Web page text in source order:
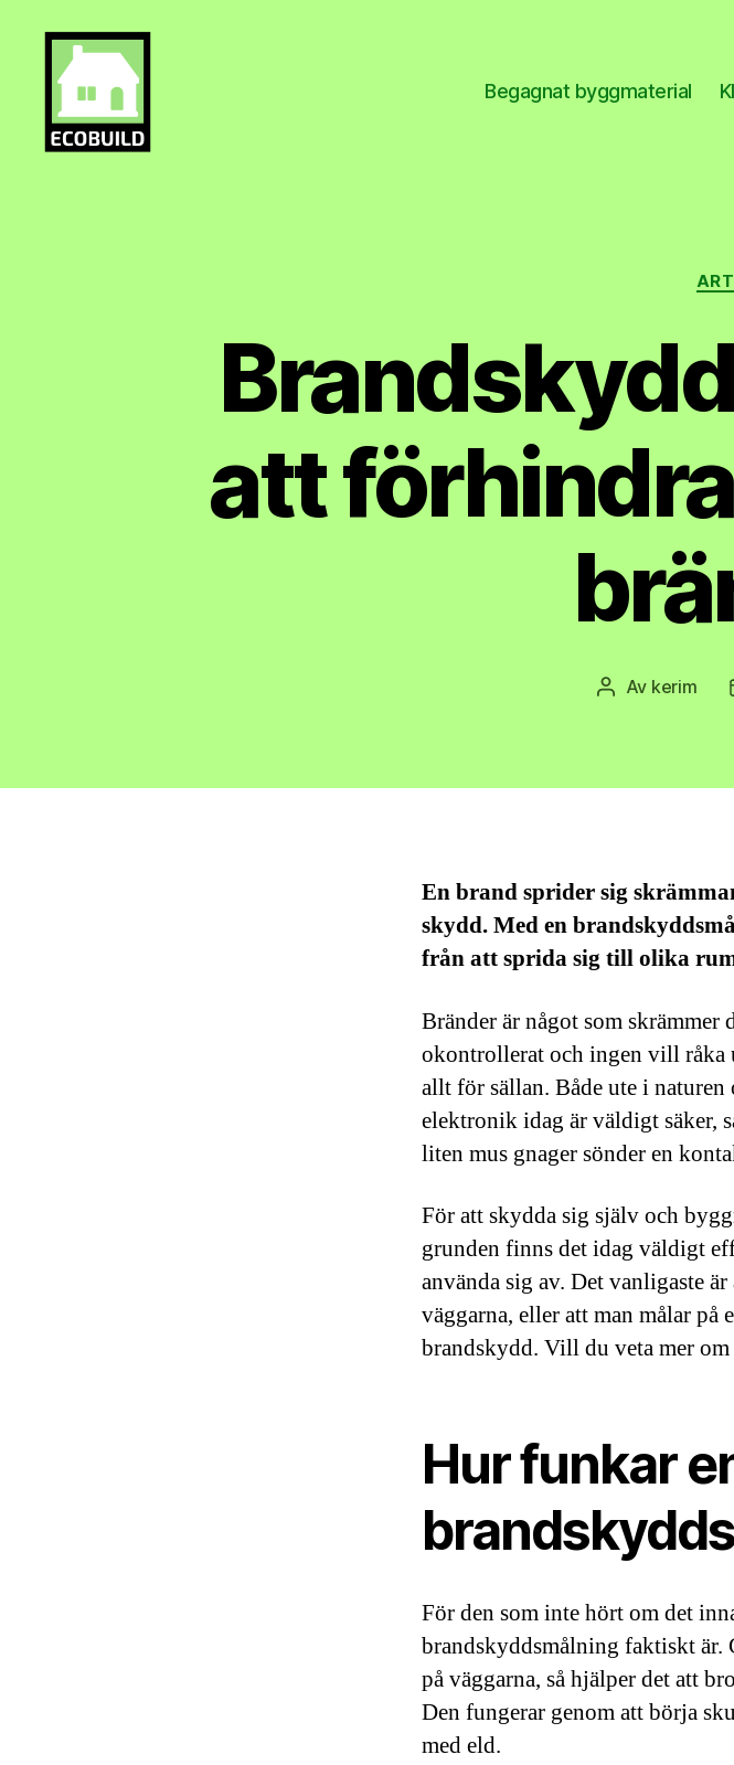
Begagnat byggmaterial
att
Av kerim
En brand sprider sig
skydd. Med en
från att sprida sig till olika
Bränder är något som skrämmer
okontrollerat och ingen vill råka
allt för sällan. Både ute i
elektronik idag är väldigt säker,
liten mus gnager sönder en
För att skydda sig själv och
grunden finns det idag väldigt
använda sig av. Det vanligaste
väggarna, eller att man målar på
brandskydd. Vill du veta mer om
Hur funkar
För den som inte hört om det
brandskyddsmålning faktiskt är.
på väggarna, så hjälper det att
Den fungerar genom att börja
med eld.